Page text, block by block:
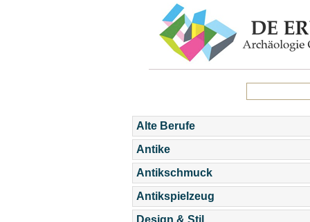
Alte Berufe
Antike
Antikschmuck
Antikspielzeug
Design & Stil